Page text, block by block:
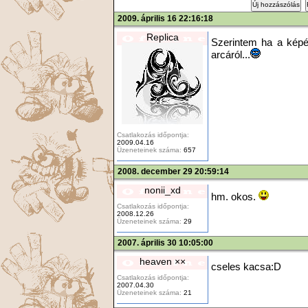
Új hozzászólás
2009. április 16 22:16:18
Replica
Csatlakozás időpontja:
2009.04.16
Üzeneteinek száma: 657
Szerintem ha a
arcáról...
2008. december 29 20:59:14
nonii_xd
Csatlakozás időpontja:
2008.12.26
Üzeneteinek száma: 29
hm. okos.
2007. április 30 10:05:00
heaven ××
Csatlakozás időpontja:
2007.04.30
Üzeneteinek száma: 21
cseles kacsa:D